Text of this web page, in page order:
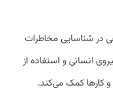
در شناسایی مخاطرات
انسانی و استفاده از
کارها کمک می‌کند.